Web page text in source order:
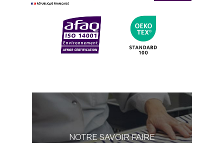
NOTRE SAVOIR FAIRE